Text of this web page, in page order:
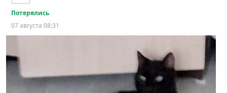
Потерялись
07 августа 08:31